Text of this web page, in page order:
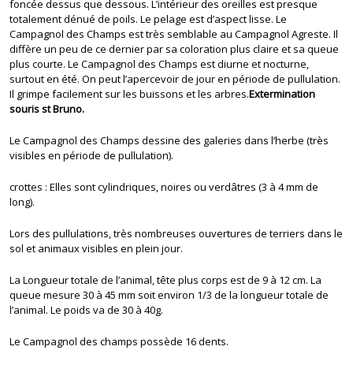
foncée dessus que dessous. L’intérieur des oreilles est presque
totalement dénué de poils. Le pelage est d’aspect lisse. Le
Campagnol des Champs est très semblable au Campagnol Agreste. Il
diffère un peu de ce dernier par sa coloration plus claire et sa queue
plus courte. Le Campagnol des Champs est diurne et nocturne,
surtout en été. On peut l’apercevoir de jour en période de pullulation.
Il grimpe facilement sur les buissons et les arbres.Extermination
souris st Bruno.
Le Campagnol des Champs dessine des galeries dans l’herbe (très
visibles en période de pullulation).
crottes : Elles sont cylindriques, noires ou verdâtres (3 à 4 mm de
long).
Lors des pullulations, très nombreuses ouvertures de terriers dans le
sol et animaux visibles en plein jour.
La Longueur totale de l’animal, tête plus corps est de 9 à 12 cm. La
queue mesure 30 à 45 mm soit environ 1/3 de la longueur totale de
l’animal. Le poids va de 30 à 40g.
Le Campagnol des champs possède 16 dents.